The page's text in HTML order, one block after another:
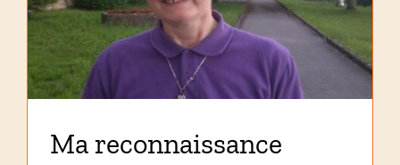
Ma reconnaissance